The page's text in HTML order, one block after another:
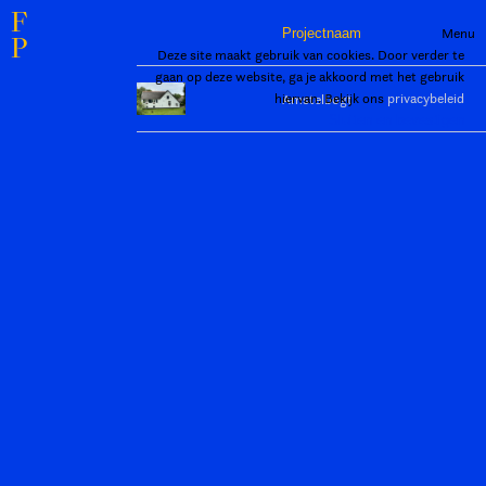
Deze site maakt gebruik van cookies. Door verder te
gaan op deze website, ga je akkoord met het gebruik
hiervan. Bekijk ons privacybeleid
F
P Menu
Projectnaam
Amstelbogt